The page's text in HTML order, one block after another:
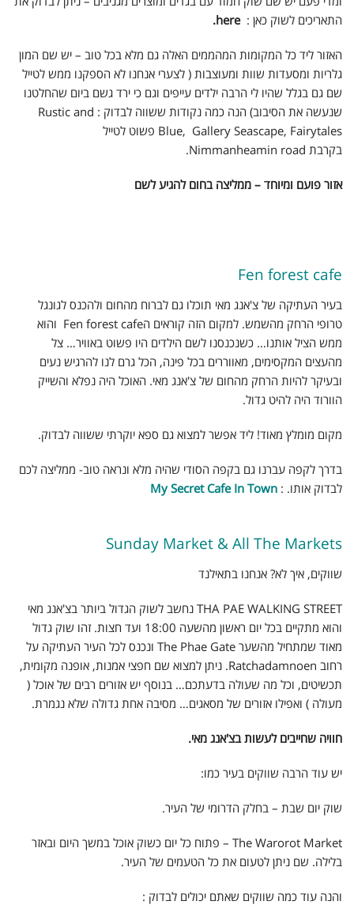
התאריכים לשוק כאן :here.
האזור ליד כל המקומות המהממים האלה גם מלא בכל טוב – יש שם המון
גלריות ומסעדות שוות ומעוצבות ( לצערי אנחנו לא הספקנו ממש לטייל
שם גם בגלל שהיו לי הרבה ילדים עייפים וגם כי ירד גשם ביום שהחלטנו
שנעשה את הסיבוב) הנה כמה נקודות ששווה לבדוק : Rustic and
Blue, Gallery Seascape, Fairytales פשוט לטייל
בקרבת Nimmanheamin road.
אזור פועם ומיוחד – ממליצה בחום להגיע לשם
Fen forest cafe
בעיר העתיקה של צ'אנג מאי תוכלו גם לברוח מהחום ולהכנס לגונגל
טרופי הרחק מהשמש. למקום הזה קוראים הFen forest cafe והוא
ממש הציל אותנו… כשנכנסנו לשם הילדים היו פשוט באוויר… צל
מהעצים המקסימים, מאווררים בכל פינה, הכל גרם לנו להרגיש נעים
ובעיקר להיות הרחק מהחום של צ'אנג מאי. האוכל היה נפלא והשייק
הוורוד היה להיט גדול.
מקום מומלץ מאוד! ליד אפשר למצוא גם ספא יוקרתי ששווה לבדוק.
בדרך לקפה עברנו גם בקפה הסודי שהיה מלא ונראה טוב- ממליצה לכם
לבדוק אותו. : My Secret Cafe In Town
Sunday Market & All The Markets
שווקים, איך לא? אנחנו בתאילנד
THA PAE WALKING STREET נחשב לשוק הגדול ביותר בצ'אנג מאי
והוא מתקיים בכל יום ראשון מהשעה 18:00 ועד חצות. זהו שוק גדול
מאוד שמתחיל מהשער The Phae Gate ונכנס לכל העיר העתיקה על
רחוב Ratchadamnoen. ניתן למצוא שם חפצי אמנות, אופנה מקומית,
תכשיטים, וכל מה שעולה בדעתכם… בנוסף יש אזורים רבים של אוכל (
מעולה ) ואפילו אזורים של מסאגים… מסיבה אחת גדולה שלא נגמרת.
חוויה שחייבים לעשות בצ'אנג מאי.
יש עוד הרבה שווקים בעיר כמו:
שוק יום שבת – בחלק הדרומי של העיר.
The Warorot Market – פתוח כל יום כשוק אוכל במשך היום ובאזר
בלילה. שם ניתן לטעום את כל הטעמים של העיר.
והנה עוד כמה שווקים שאתם יכולים לבדוק :